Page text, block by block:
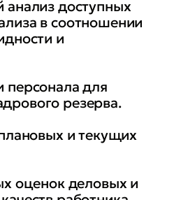
анализ доступных
в соотношении
и
для
резерва.
и текущих
оценок деловых и